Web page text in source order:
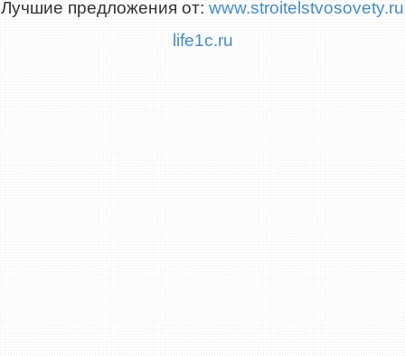
Лучшие предложения от: www.stroitelstvosovety.ru
life1c.ru